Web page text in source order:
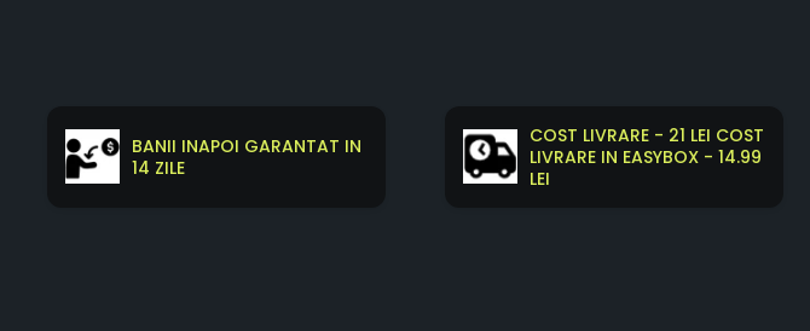
BANII INAPOI GARANTAT IN
14 ZILE
COST LIVRARE - 21 LEI COST
LIVRARE IN EASYBOX - 14.99
LEI